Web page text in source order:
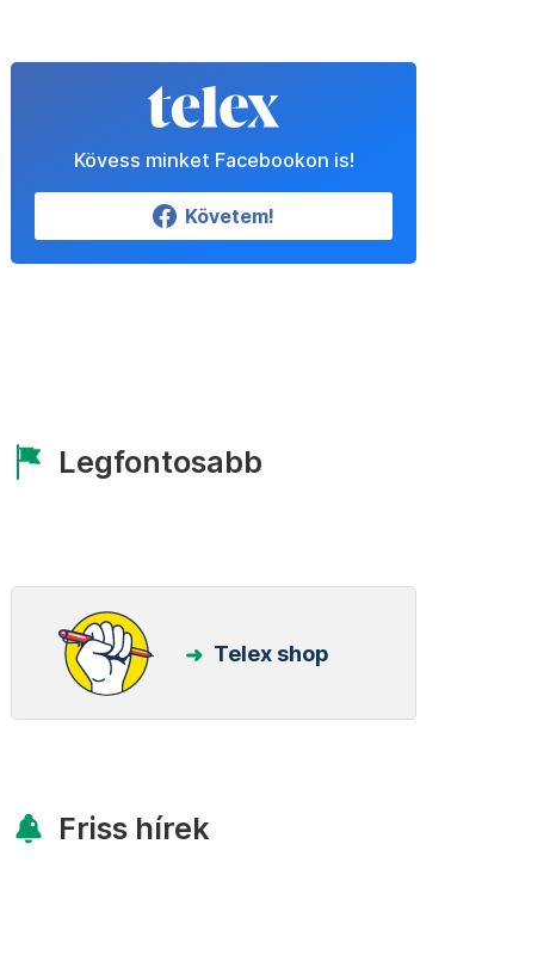
Kövess minket Facebookon is!
Követem!
Legfontosabb
Telex shop
Friss hírek